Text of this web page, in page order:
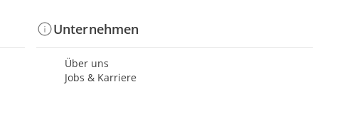
Unternehmen
Über uns
Jobs & Karriere